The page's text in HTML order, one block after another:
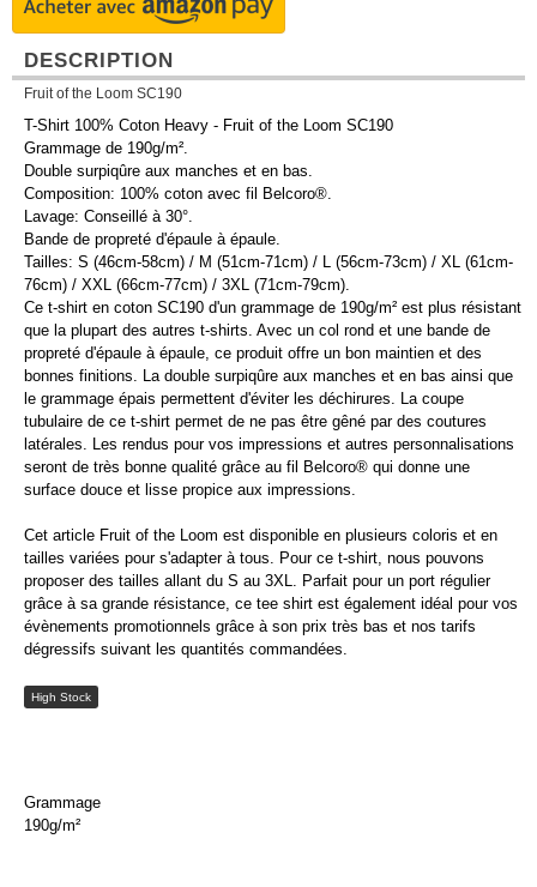
DESCRIPTION
Fruit of the Loom SC190
T-Shirt 100% Coton Heavy - Fruit of the Loom SC190
Grammage de 190g/m².
Double surpiqûre aux manches et en bas.
Composition: 100% coton avec fil Belcoro®.
Lavage: Conseillé à 30°.
Bande de propreté d'épaule à épaule.
Tailles: S (46cm-58cm) / M (51cm-71cm) / L (56cm-73cm) / XL (61cm-
76cm) / XXL (66cm-77cm) / 3XL (71cm-79cm).
Ce t-shirt en coton SC190 d'un grammage de 190g/m² est plus résistant
que la plupart des autres t-shirts. Avec un col rond et une bande de
propreté d'épaule à épaule, ce produit offre un bon maintien et des
bonnes finitions. La double surpiqûre aux manches et en bas ainsi que
le grammage épais permettent d'éviter les déchirures. La coupe
tubulaire de ce t-shirt permet de ne pas être gêné par des coutures
latérales. Les rendus pour vos impressions et autres personnalisations
seront de très bonne qualité grâce au fil Belcoro® qui donne une
surface douce et lisse propice aux impressions.
Cet article Fruit of the Loom est disponible en plusieurs coloris et en
tailles variées pour s'adapter à tous. Pour ce t-shirt, nous pouvons
proposer des tailles allant du S au 3XL. Parfait pour un port régulier
grâce à sa grande résistance, ce tee shirt est également idéal pour vos
évènements promotionnels grâce à son prix très bas et nos tarifs
dégressifs suivant les quantités commandées.
High Stock
Grammage
190g/m²